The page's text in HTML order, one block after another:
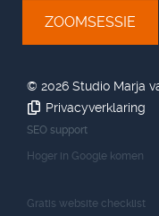
ZOOMSESSIE
© 2026 Studio Marja
Privacyverklaring
SEO support
Hoger in Google komen
Gratis website checklist